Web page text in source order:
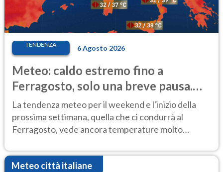
TENDENZA 6 Agosto 2026
Meteo: caldo estremo fino a
Ferragosto, solo una breve pausa.
Ecco dove
La tendenza meteo per il weekend e l'inizio della
prossima settimana, quella che ci condurrà al
Ferragosto, vede ancora temperature molto
Meteo città italiane